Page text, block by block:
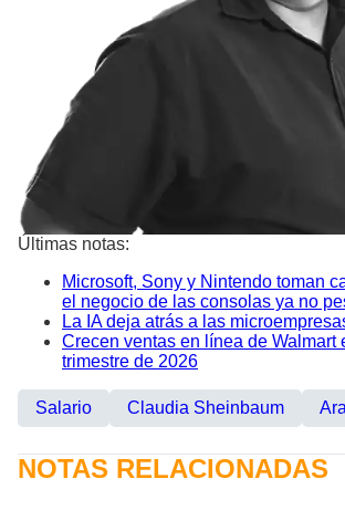
Últimas notas:
Microsoft, Sony y Nintendo toman
el negocio de las consolas ya no
La IA deja atrás a las
Crecen ventas en línea de Walmart
trimestre de 2026
Salario Claudia Sheinbaum
NOTAS RELACIONADAS